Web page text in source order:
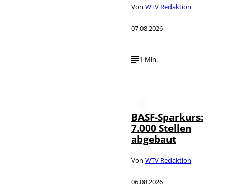
Von WTV Redaktion
07.08.2026
1 Min.
BASF-Sparkurs:
7.000 Stellen
abgebaut
Von WTV Redaktion
06.08.2026